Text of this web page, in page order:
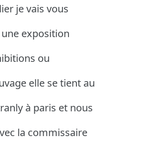
je vais vous
exposition
ou
elle se tient au
à paris et nous
la commissaire